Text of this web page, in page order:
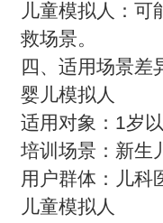
儿童模拟人：
救场景。
四、适用场景差
婴儿模拟人
适用对象：1岁
培训场景：新生
用户群体：儿科
儿童模拟人